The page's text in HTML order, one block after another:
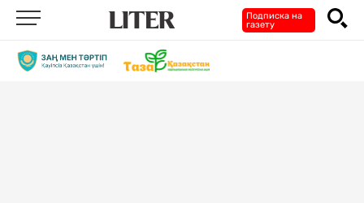
Подписка на
газету